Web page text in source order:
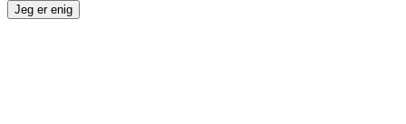
Jeg er enig